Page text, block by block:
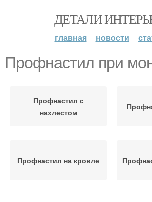
ДЕТАЛИ
главная новости
Профнастил при
Профнастил с
нахлестом
Профнастил на кровле